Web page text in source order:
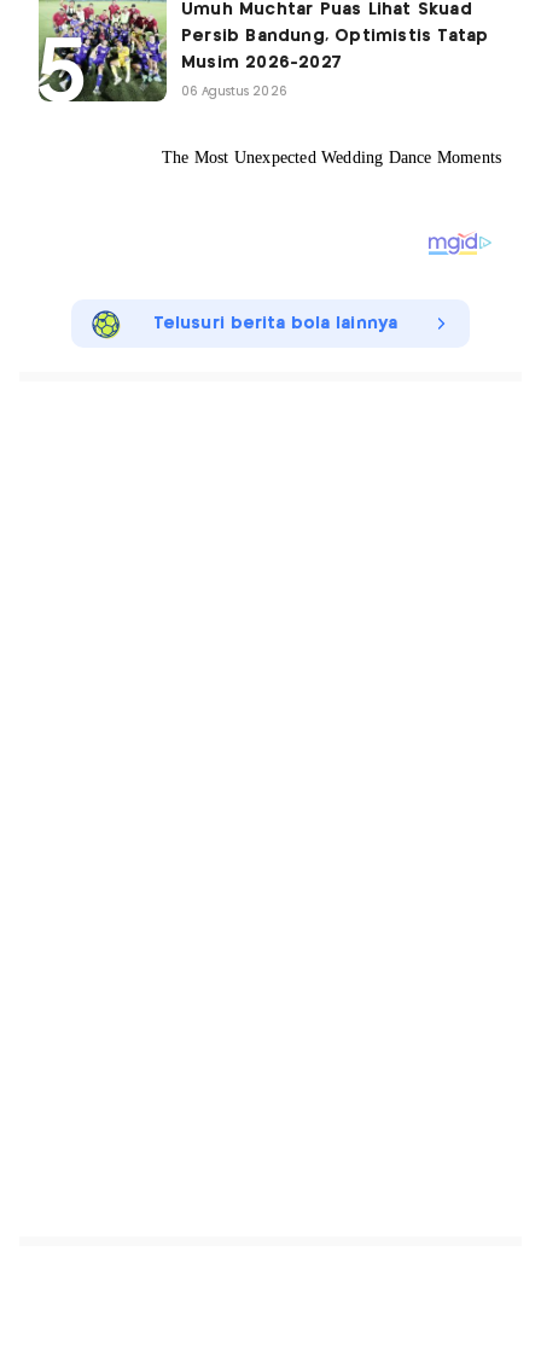
Umuh Muchtar Puas Lihat Skuad
Persib Bandung, Optimistis Tatap
Musim 2026-2027
06 Agustus 2026
Telusuri berita bola lainnya